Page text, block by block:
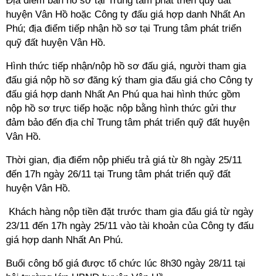
huyện Vân Hồ hoặc Công ty đấu giá hợp danh Nhất An
Phú; địa điểm tiếp nhận hồ sơ tại Trung tâm phát triển
quỹ đất huyện Vân Hồ.
Hình thức tiếp nhận/nộp hồ sơ đấu giá, người tham gia
đấu giá nộp hồ sơ đăng ký tham gia đấu giá cho Công ty
đấu giá hợp danh Nhất An Phú qua hai hình thức gồm
nộp hồ sơ trực tiếp hoặc nộp bằng hình thức gửi thư
đảm bảo đến địa chỉ Trung tâm phát triển quỹ đất huyện
Vân Hồ.
Thời gian, địa điểm nộp phiếu trả giá từ 8h ngày 25/11
đến 17h ngày 26/11 tại Trung tâm phát triển quỹ đất
huyện Vân Hồ.
Khách hàng nộp tiền đặt trước tham gia đấu giá từ ngày
23/11 đến 17h ngày 25/11 vào tài khoản của Công ty đấu
giá hợp danh Nhất An Phú.
Buổi công bố giá được tổ chức lúc 8h30 ngày 28/11 tại